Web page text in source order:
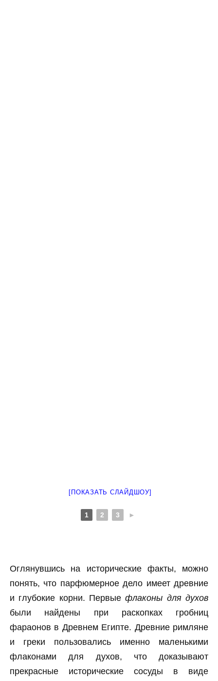
[ПОКАЗАТЬ СЛАЙДШОУ]
1 2 3 ►
Оглянувшись на исторические факты, можно
понять, что парфюмерное дело имеет древние
и глубокие корни. Первыефлаконы для духов
были найдены при раскопках гробниц
фараонов в Древнем Египте. Древние римляне
и греки пользовались именно маленькими
флаконами для духов, что доказывают
прекрасные исторические сосуды в виде